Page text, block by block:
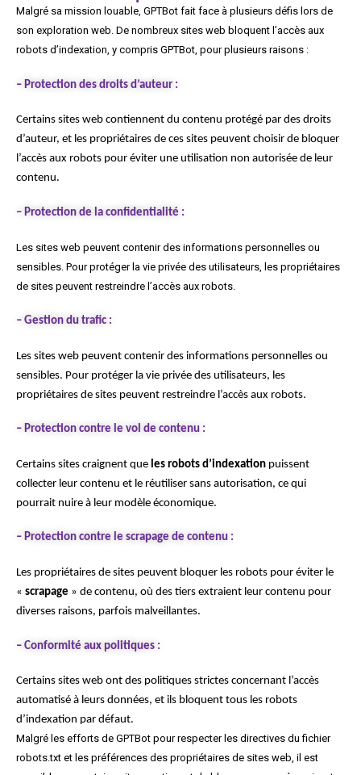
Malgré sa mission louable, GPTBot fait face à plusieurs défis lors de
son exploration web. De nombreux sites web bloquent l’accès aux
robots d’indexation, y compris GPTBot, pour plusieurs raisons :
– Protection des droits d’auteur :
Certains sites web contiennent du contenu protégé par des droits
d’auteur, et les propriétaires de ces sites peuvent choisir de bloquer
l’accès aux robots pour éviter une utilisation non autorisée de leur
contenu.
– Protection de la confidentialité :
Les sites web peuvent contenir des informations personnelles ou
sensibles. Pour protéger la vie privée des utilisateurs, les propriétaires
de sites peuvent restreindre l’accès aux robots.
– Gestion du trafic :
Les sites web peuvent contenir des informations personnelles ou
sensibles. Pour protéger la vie privée des utilisateurs, les
propriétaires de sites peuvent restreindre l’accès aux robots.
– Protection contre le vol de contenu :
Certains sites craignent que les robots d’indexation puissent
collecter leur contenu et le réutiliser sans autorisation, ce qui
pourrait nuire à leur modèle économique.
– Protection contre le scrapage de contenu :
Les propriétaires de sites peuvent bloquer les robots pour éviter le
« scrapage » de contenu, où des tiers extraient leur contenu pour
diverses raisons, parfois malveillantes.
– Conformité aux politiques :
Certains sites web ont des politiques strictes concernant l’accès
automatisé à leurs données, et ils bloquent tous les robots
d’indexation par défaut.
Malgré les efforts de GPTBot pour respecter les directives du fichier
robots.txt et les préférences des propriétaires de sites web, il est